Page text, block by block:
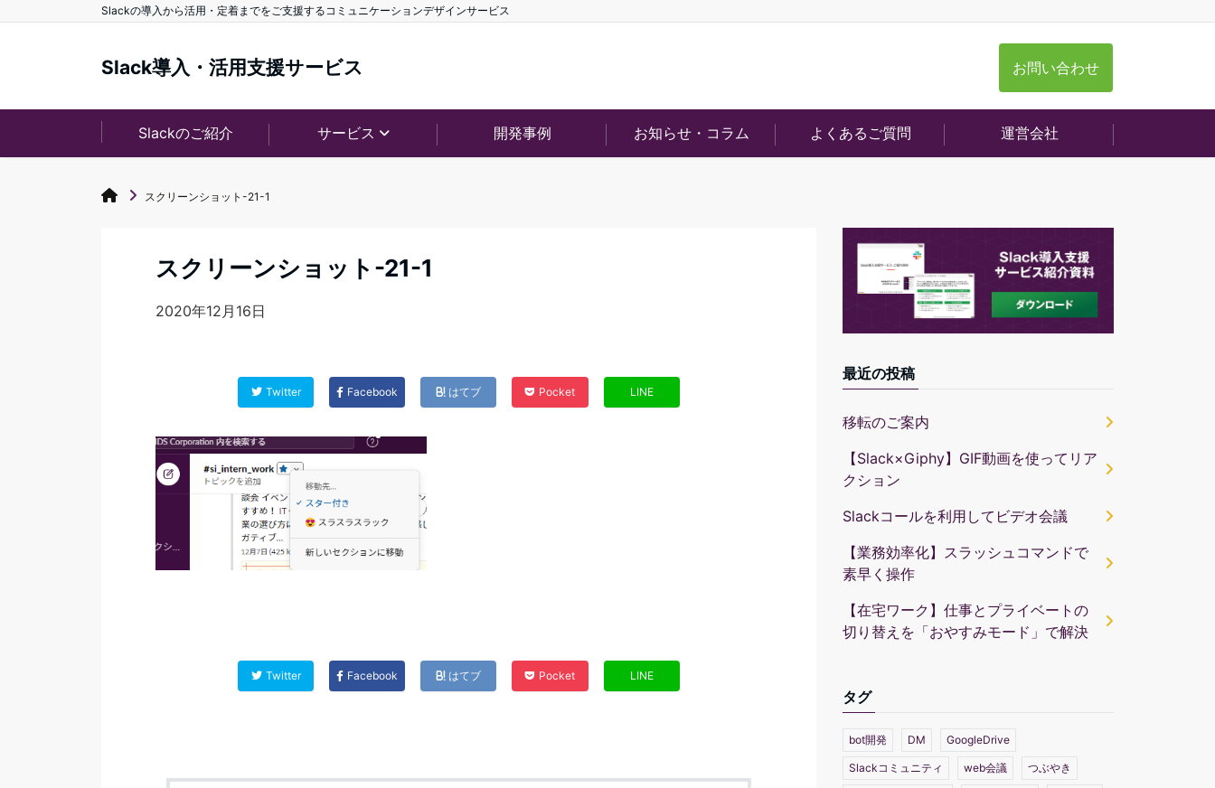
Slackの導入から活用・定着までをご支援するコミュニケーションデザインサービス
Slack導入・活用支援サービス お問い合わせ
Slackのご紹介 サービス 開発事例 お知らせ・コラム よくあるご質問 運営会社
スクリーンショット-21-1
スクリーンショット-21-1
2020年12月16日
Twitter Facebook はてブ Pocket LINE
Twitter Facebook はてブ Pocket LINE
最近の投稿
移転のご案内
【Slack×Giphy】GIF動画を使ってリア
クション
Slackコールを利用してビデオ会議
【業務効率化】スラッシュコマンドで
素早く操作
【在宅ワーク】仕事とプライベートの
切り替えを「おやすみモード」で解決
タグ
bot開発 DM GoogleDrive
Slackコミュニティ web会議 つぶやき